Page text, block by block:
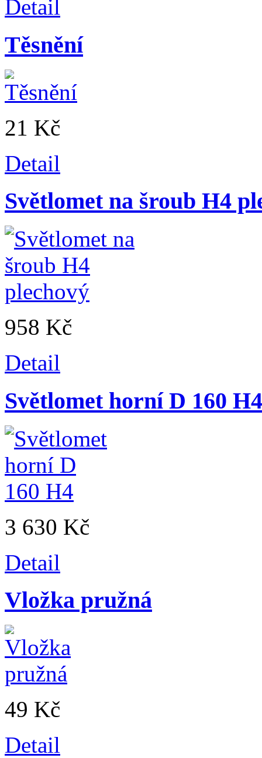
Detail
Těsnění
21 Kč
Detail
Světlomet na šroub H4
958 Kč
Detail
Světlomet horní D 160 H4
3 630 Kč
Detail
Vložka pružná
49 Kč
Detail